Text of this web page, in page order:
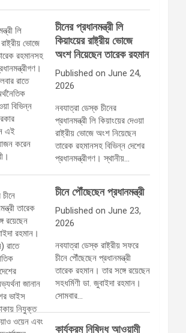
চীনের প্রধানমন্ত্রী লি
কিয়াংয়ের রাষ্ট্রীয় ভোজে
অংশ নিয়েছেন তারেক রহমান
Published on June 24,
2026
নবযাত্রা ডেস্ক চীনের
প্রধানমন্ত্রী লি কিয়াংয়ের দেওয়া
রাষ্ট্রীয় ভোজে অংশ নিয়েছেন
তারেক রহমানসহ বিভিন্ন দেশের
প্রধানমন্ত্রীগণ। স্থানীয়…
চীনে পৌঁছেছেন প্রধানমন্ত্রী
Published on June 23,
2026
নবযাত্রা ডেস্ক রাষ্ট্রীয় সফরে
চীনে পৌঁছেছেন প্রধানমন্ত্রী
তারেক রহমান। তার সঙ্গে রয়েছেন
সহধর্মিণী ডা. জুবাইদা রহমান।
সোমবার…
কার্যক্রম নিষিদ্ধ আওয়ামী